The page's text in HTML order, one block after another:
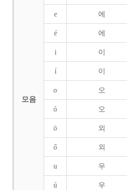
모음
e 에
é 에
i 이
í 이
o 오
ó 오
ö 외
ő 외
u 우
ú 우